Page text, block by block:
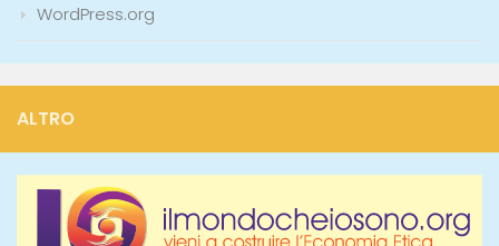
WordPress.org
ALTRO